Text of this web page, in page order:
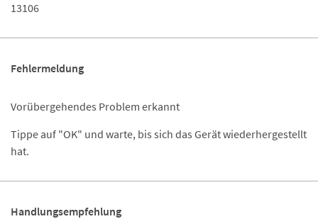
13106
Fehlermeldung
Vorübergehendes Problem erkannt
Tippe auf "OK" und warte, bis sich das Gerät wiederhergestellt
hat.
Handlungsempfehlung